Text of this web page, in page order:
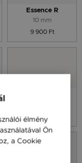
Essence R
10 mm
9 900 Ft
9 900 Ft
élmény
Ön
a Cookie